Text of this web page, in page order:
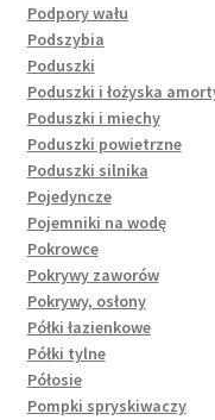
Podpory wału
Podszybia
Poduszki
Poduszki i łożyska
Poduszki i miechy
Poduszki powietrzne
Poduszki silnika
Pojedyncze
Pojemniki na wodę
Pokrowce
Pokrywy zaworów
Pokrywy, osłony
Półki łazienkowe
Półki tylne
Półosie
Pompki spryskiwaczy